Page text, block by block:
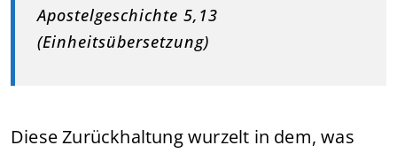
Apostelgeschichte 5,13
(Einheitsübersetzung)
Diese Zurückhaltung wurzelt in dem, was